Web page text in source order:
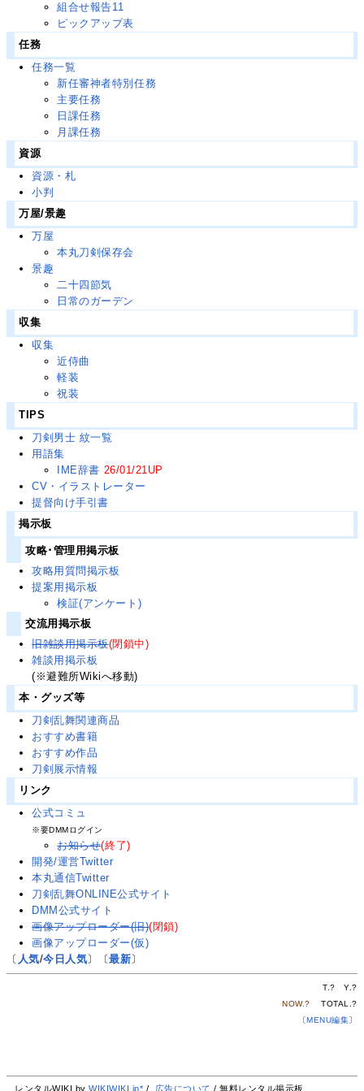
組合せ報告11
ピックアップ表
任務
任務一覧
新任審神者特別任務
主要任務
日課任務
月課任務
資源
資源・札
小判
万屋/景趣
万屋
本丸刀剣保存会
景趣
二十四節気
日常のガーデン
収集
収集
近侍曲
軽装
祝装
TIPS
刀剣男士 紋一覧
用語集
IME辞書 26/01/21UP
CV・イラストレーター
提督向け手引書
掲示板
攻略･管理用掲示板
攻略用質問掲示板
提案用掲示板
検証(アンケート)
交流用掲示板
旧雑談用掲示板(閉鎖中)
雑談用掲示板
(※避難所Wikiへ移動)
本・グッズ等
刀剣乱舞関連商品
おすすめ書籍
おすすめ作品
刀剣展示情報
リンク
公式コミュ
※要DMMログイン
お知らせ(終了)
開発/運営Twitter
本丸通信Twitter
刀剣乱舞ONLINE公式サイト
DMM公式サイト
画像アップローダー(旧)(閉鎖)
画像アップローダー(仮)
〔 人気/今日人気〕〔最新〕
T.? Y.?
NOW.? TOTAL.?
〔MENU編集〕
レンタルWIKI byWIKIWIKI.jp* / 広告について / 無料レンタル掲示板